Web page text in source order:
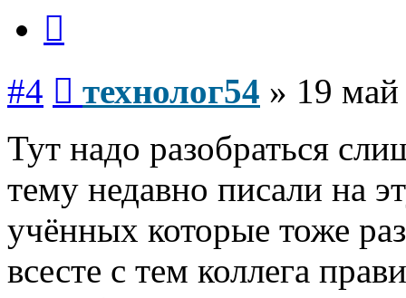
#4 технолог54 » 19
Тут надо разобраться
тему недавно писали на
учённых которые тоже
всесте с тем коллега